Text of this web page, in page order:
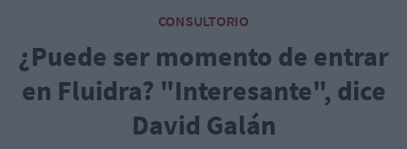
CONSULTORIO
¿Puede ser momento de entrar
en Fluidra? "Interesante", dice
David Galán